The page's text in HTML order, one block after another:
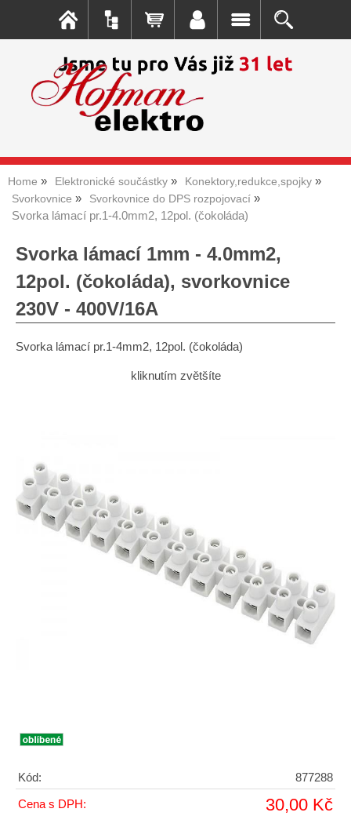
Home Elektronické součástky
Konektory,redukce,spojky
Svorkovnice
Svorkovnice do DPS rozpojovací
Svorka lámací pr.1-4.0mm2, 12pol. (čokoláda)
Svorka lámací 1mm - 4.0mm2,
12pol. (čokoláda), svorkovnice
230V - 400V/16A
Svorka lámací pr.1-4mm2, 12pol. (čokoláda)
kliknutím zvětšíte
Kód: 877288
Cena s DPH: 30,00 Kč